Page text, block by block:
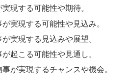
現する可能性や期待。
実現する可能性や見込み。
実現する見込みや展望。
起こる可能性や見通し。
が実現するチャンスや機会。